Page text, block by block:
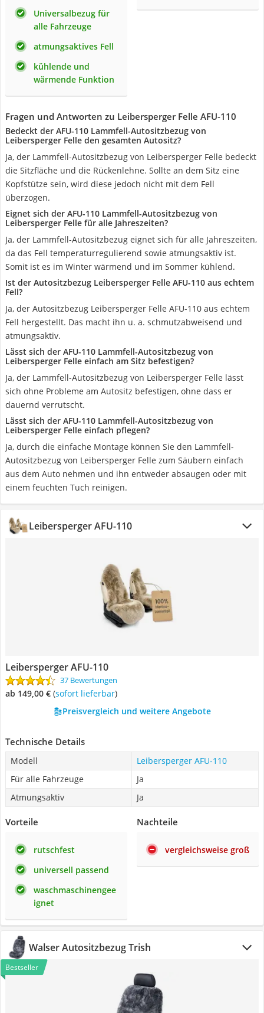
Universalbezug für
alle Fahrzeuge
atmungsaktives Fell
kühlende und
wärmende Funktion
Fragen und Antworten zu Leibersperger Felle AFU-110
Bedeckt der AFU-110 Lammfell-Autositzbezug von
Leibersperger Felle den gesamten Autositz?
Ja, der Lammfell-Autositzbezug von Leibersperger Felle bedeckt
die Sitzfläche und die Rückenlehne. Sollte an dem Sitz eine
Kopfstütze sein, wird diese jedoch nicht mit dem Fell
überzogen.
Eignet sich der AFU-110 Lammfell-Autositzbezug von
Leibersperger Felle für alle Jahreszeiten?
Ja, der Lammfell-Autositzbezug eignet sich für alle Jahreszeiten,
da das Fell temperaturregulierend sowie atmungsaktiv ist.
Somit ist es im Winter wärmend und im Sommer kühlend.
Ist der Autositzbezug Leibersperger Felle AFU-110 aus echtem
Fell?
Ja, der Autositzbezug Leibersperger Felle AFU-110 aus echtem
Fell hergestellt. Das macht ihn u. a. schmutzabweisend und
atmungsaktiv.
Lässt sich der AFU-110 Lammfell-Autositzbezug von
Leibersperger Felle einfach am Sitz befestigen?
Ja, der Lammfell-Autositzbezug von Leibersperger Felle lässt
sich ohne Probleme am Autositz befestigen, ohne dass er
dauernd verrutscht.
Lässt sich der AFU-110 Lammfell-Autositzbezug von
Leibersperger Felle einfach pflegen?
Ja, durch die einfache Montage können Sie den Lammfell-
Autositzbezug von Leibersperger Felle zum Säubern einfach
aus dem Auto nehmen und ihn entweder absaugen oder mit
einem feuchten Tuch reinigen.
Leibersperger AFU-110
Leibersperger AFU-110
37 Bewertungen
ab 149,00 € ( Sofort lieferbar)
Preisvergleich und weitere Angebote
Technische Details
Modell
Leibersperger AFU-110
Für alle Fahrzeuge
Ja
Atmungsaktiv
Ja
Vorteile
rutschfest
universell passend
waschmaschinengee
ignet
Nachteile
vergleichsweise groß
Walser Autositzbezug Trish
Bestseller